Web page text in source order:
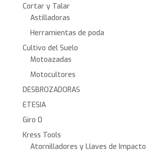
Cortar y Talar
Astilladoras
Herramientas de poda
Cultivo del Suelo
Motoazadas
Motocultores
DESBROZADORAS
ETESIA
Giro 0
Kress Tools
Atornilladores y Llaves de Impacto